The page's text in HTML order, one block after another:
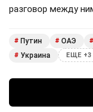
разговор между
# Путин # ОАЭ #
# Украина ЕЩЕ +3